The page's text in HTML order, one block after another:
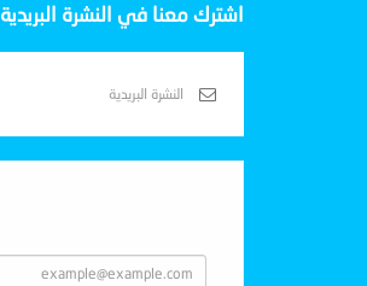
اشترك معنا في النشرة البريدية